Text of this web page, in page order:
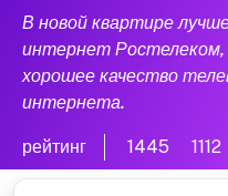
В новой квартире
интернет
хорошее качество
интернета.
рейтинг 1445 1112